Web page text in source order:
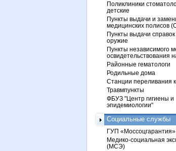
Поликлиники
детские
Пункты выдачи и
медицинских полисов
Пункты выдачи справок
оружие
Пункты независимого
освидетельствования
Районные гематологи
Родильные дома
Станции переливания
Травмпункты
ФБУЗ "Центр гигиены и
эпидемиологии"
Социальные службы
ГУП «Моссоцгарантия»
Медико-социальная
(МСЭ)